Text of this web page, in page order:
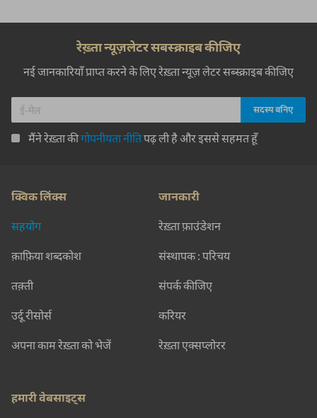
रेख़्ता न्यूज़लेटर सबस्क्राइब कीजिए
नई जानकारियाँ प्राप्त करने के लिए रेख़्ता न्यूज़ लेटर सब्स्क्राइब कीजिए
मैंने रेख़्ता कीगोपनीयता नीतिपढ़ ली है और इससे सहमत हूँ
क्विक लिंक्स
सहयोग
क़ाफ़िया शब्दकोश
तक़्ती
उर्दू रीसोर्स
अपना काम रेख़्ता को भेजें
जानकारी
रेख़्ता फ़ाउंडेशन
संस्थापक : परिचय
संपर्क कीजिए
करियर
रेख़्ता एक्सप्लोरर
हमारी वेबसाइट्स